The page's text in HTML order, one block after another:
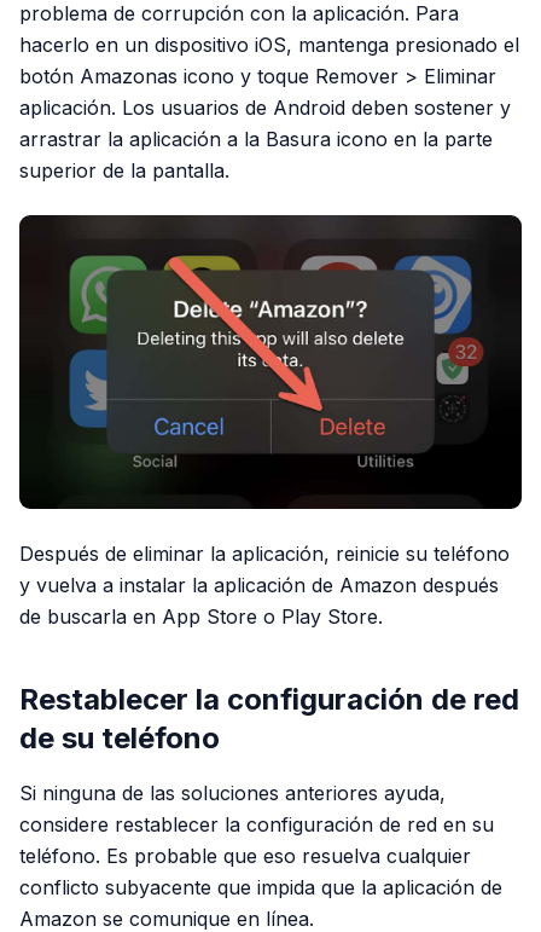
problema de corrupción con la aplicación. Para
hacerlo en un dispositivo iOS, mantenga presionado el
botón Amazonas icono y toque Remover > Eliminar
aplicación. Los usuarios de Android deben sostener y
arrastrar la aplicación a la Basura icono en la parte
superior de la pantalla.
Después de eliminar la aplicación, reinicie su teléfono
y vuelva a instalar la aplicación de Amazon después
de buscarla en App Store o Play Store.
Restablecer la configuración de red
de su teléfono
Si ninguna de las soluciones anteriores ayuda,
considere restablecer la configuración de red en su
teléfono. Es probable que eso resuelva cualquier
conflicto subyacente que impida que la aplicación de
Amazon se comunique en línea.